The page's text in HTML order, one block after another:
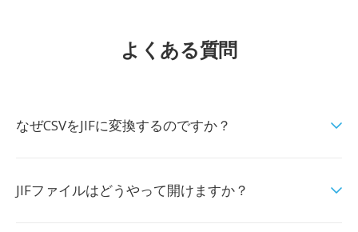
よくある質問
なぜCSVをJIFに変換するのですか？
JIFファイルはどうやって開けますか？